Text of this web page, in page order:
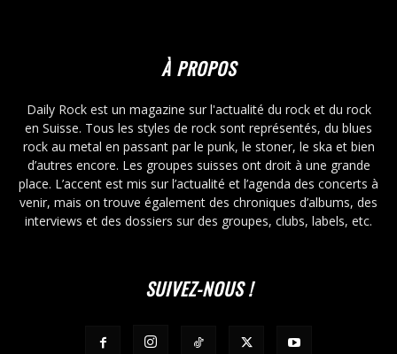
À PROPOS
Daily Rock est un magazine sur l'actualité du rock et du rock
en Suisse. Tous les styles de rock sont représentés, du blues
rock au metal en passant par le punk, le stoner, le ska et bien
d’autres encore. Les groupes suisses ont droit à une grande
place. L’accent est mis sur l’actualité et l’agenda des concerts à
venir, mais on trouve également des chroniques d’albums, des
interviews et des dossiers sur des groupes, clubs, labels, etc.
SUIVEZ-NOUS !